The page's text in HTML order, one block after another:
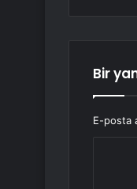
Bir
E-posta